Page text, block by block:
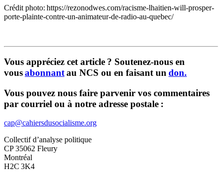
Crédit photo: https://rezonodwes.com/racisme-lhaitien-will-prosper-
porte-plainte-contre-un-animateur-de-radio-au-quebec/
Vous appréciez cet article ? Soutenez-nous en
vousabonnantau NCS ou en faisant un don.
Vous pouvez nous faire parvenir vos commentaires
par courriel ou à notre adresse postale :
cap@cahiersdusocialisme.org
Collectif d’analyse politique
CP 35062 Fleury
Montréal
H2C 3K4